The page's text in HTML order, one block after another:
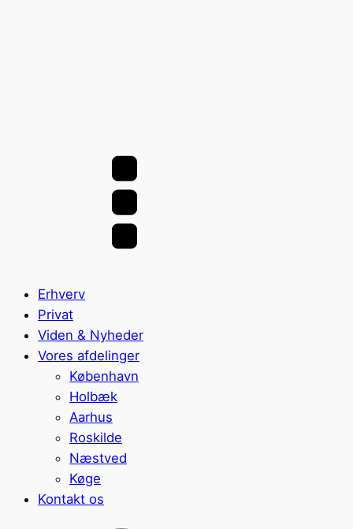
Erhverv
Privat
Viden & Nyheder
Vores afdelinger
København
Holbæk
Aarhus
Roskilde
Næstved
Køge
Kontakt os